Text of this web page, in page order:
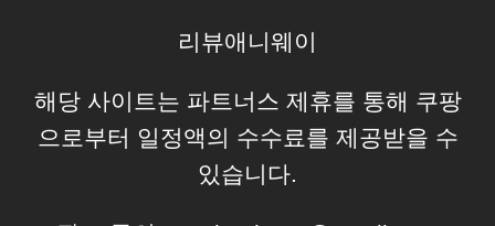
리뷰애니웨이
해당 사이트는 파트너스 제휴를 통해 쿠팡
으로부터 일정액의 수수료를 제공받을 수
있습니다.